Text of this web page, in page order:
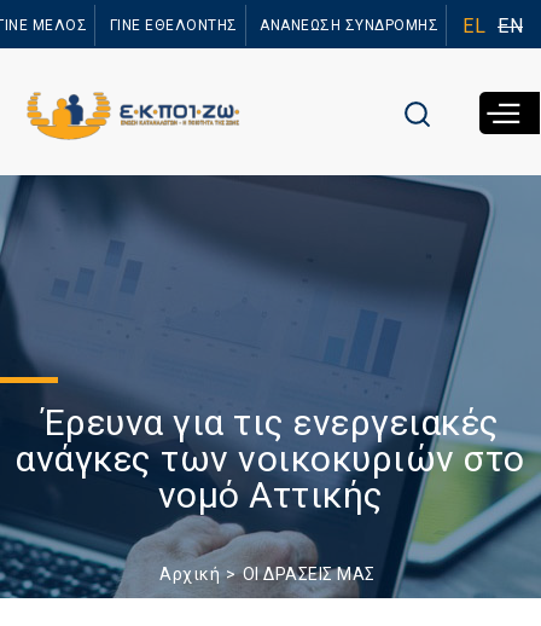
προς το
ΜΕΛΟΣ ΓΙΝΕ ΕΘΕΛΟΝΤΗΣ ΑΝΑΝΕΩΣΗ ΣΥΝΔΡΟΜΗΣ EL EN
Έρευνα για τις ενεργειακές
ανάγκες των νοικοκυριών στο
νομό Αττικής
Αρχική ΟΙ ΔΡΑΣΕΙΣ ΜΑΣ